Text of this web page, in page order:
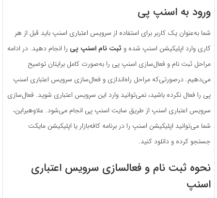
ورود به اسنپ پی
شما به‌عنوان یک کاربر برای استفاده از سرویس اعتباری اسنپ باید قبل از هر
کاری وارد اپلیکیشن اسنپ شده و ثبت‌ نام اسنپ پی را انجام دهید. در ادامه
مراحل ثبت‌ نام و فعال‌سازی اسنپ پی را به‌صورت کامل برایتان توضیح
می‌دهیم. درصورتی‌که مراحل راه‌اندازی و فعال‌سازی سرویس اعتباری اسنپ
پی را فعال نکرده باشید، نمی‌توانید وارد این سرویس اعتباری شوید. فعال‌سازی
سرویس اعتباری اسنپ از طریق سایت اسنپ پی انجام می‌شود. علاوه‎بر‌این،
شما می‌توانید اپلیکیشن اسنپ را در برنامه کافه‌بازار یا اپلیکیشن مایکت
جستجو کرده و دانلود کنید.
نحوه ثبت‌ نام و فعالسازی سرویس اعتباری
اسنپ